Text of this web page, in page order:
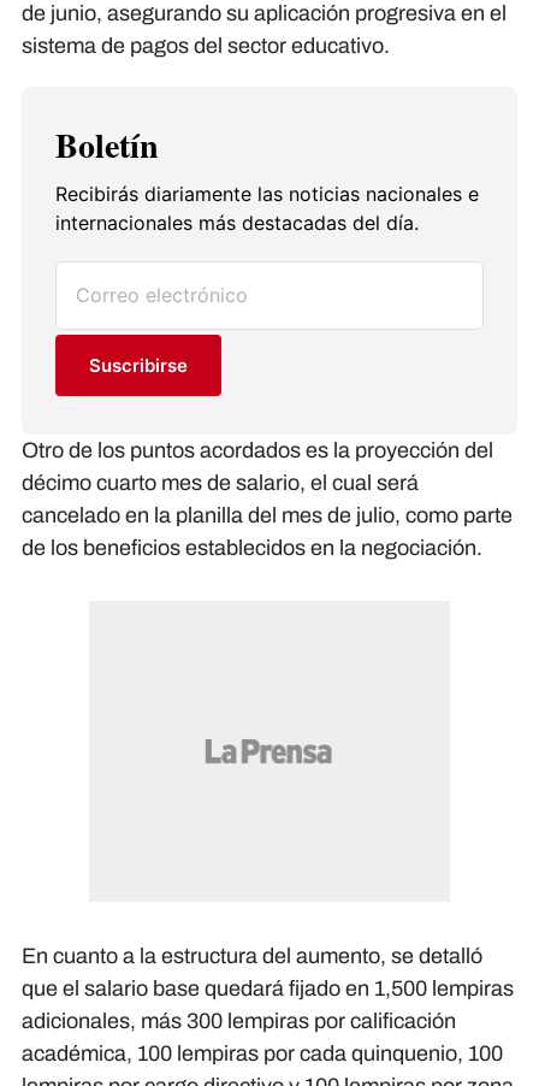
de junio, asegurando su aplicación progresiva en el
sistema de pagos del sector educativo.
Boletín
Recibirás diariamente las noticias nacionales e
internacionales más destacadas del día.
Suscribirse
Otro de los puntos acordados es la proyección del
décimo cuarto mes de salario, el cual será
cancelado en la planilla del mes de julio, como parte
de los beneficios establecidos en la negociación.
En cuanto a la estructura del aumento, se detalló
que el salario base quedará fijado en 1,500 lempiras
adicionales, más 300 lempiras por calificación
académica, 100 lempiras por cada quinquenio, 100